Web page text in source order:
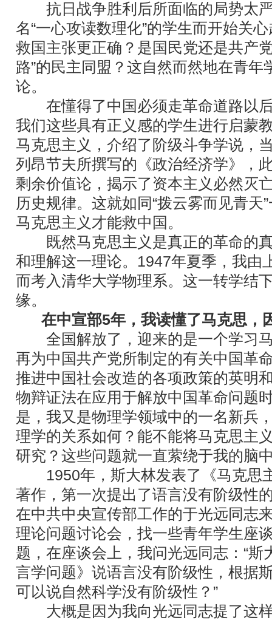
抗日战争胜利后所面临的局势太
名“一心攻读数理化”的学生而开始关
救国主张更正确？是国民党还是共产
路”的民主同盟？这自然而然地在青年
论。
在懂得了中国必须走革命道路以后
我们这些具有正义感的学生进行启蒙
马克思主义，介绍了阶级斗争学说，
列昂节夫所撰写的《政治经济学》，
剩余价值论，揭示了资本主义必然灭
历史规律。这就如同“拨云雾而见青天
马克思主义才能救中国。
既然马克思主义是真正的革命的真
和理解这一理论。1947年夏季，我由
而考入清华大学物理系。这一转学结
缘。
在中宣部5年，我读懂了马克思，
全国解放了，迎来的是一个学习马
再为中国共产党所制定的有关中国革
推进中国社会改造的各项政策的英明
物辩证法在应用于解放中国革命问题
是，我又是物理学领域中的一名新兵
理学的关系如何？能不能将马克思主
研究？这些问题就一直萦绕于我的脑
1950年，斯大林发表了《马克思
著作，第一次提出了语言没有阶级性
在中共中央宣传部工作的于光远同志
理论问题讨论会，找一些青年学生座
题，在座谈会上，我问光远同志：“斯
言学问题》说语言没有阶级性，根据
可以说自然科学没有阶级性？”
大概是因为我向光远同志提了这样